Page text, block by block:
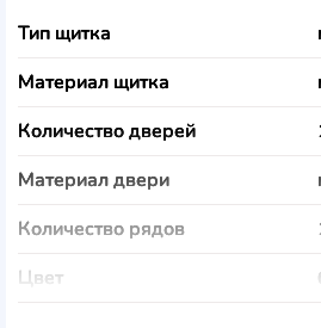
Тип щитка
Материал щитка
Количество дверей
Материал двери
Количество рядов
Цвет